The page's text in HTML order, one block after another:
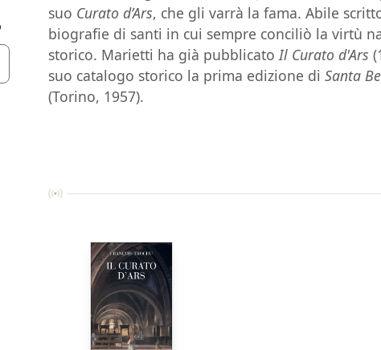
suo Curato d’Ars, che gli varrà la fama. Abile
biografie di santi in cui sempre conciliò la virtù
storico. Marietti ha già pubblicatoIl Curato d'Ars
suo catalogo storico la prima edizione diSanta
(Torino, 1957).